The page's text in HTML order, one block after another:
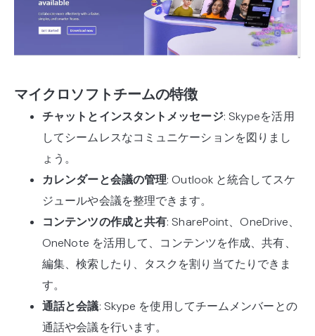
マイクロソフトチームの特徴
チャットとインスタントメッセージ: Skypeを活用
してシームレスなコミュニケーションを図りまし
ょう。
カレンダーと会議の管理: Outlook と統合してスケ
ジュールや会議を整理できます。
コンテンツの作成と共有: SharePoint、OneDrive、
OneNote を活用して、コンテンツを作成、共有、
編集、検索したり、タスクを割り当てたりできま
す。
通話と会議: Skype を使用してチームメンバーとの
通話や会議を行います。